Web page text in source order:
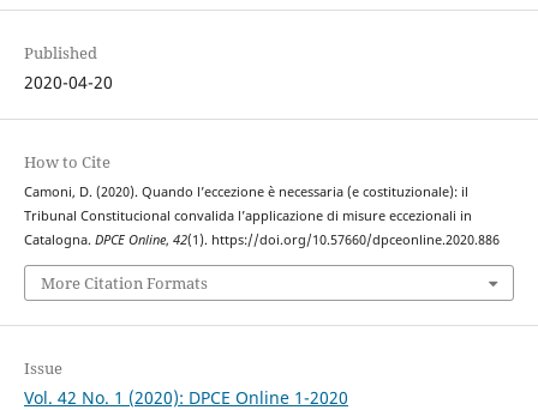
Published
2020-04-20
How to Cite
Camoni, D. (2020). Quando l’eccezione è necessaria (e costituzionale): il
Tribunal Constitucional convalida l’applicazione di misure eccezionali in
Catalogna. DPCE Online, 42(1). https://doi.org/10.57660/dpceonline.2020.886
More Citation Formats
Issue
Vol. 42 No. 1 (2020): DPCE Online 1-2020